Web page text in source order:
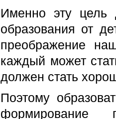
Именно эту цель
образования от
преображение
каждый может
должен стать
Поэтому
формирование